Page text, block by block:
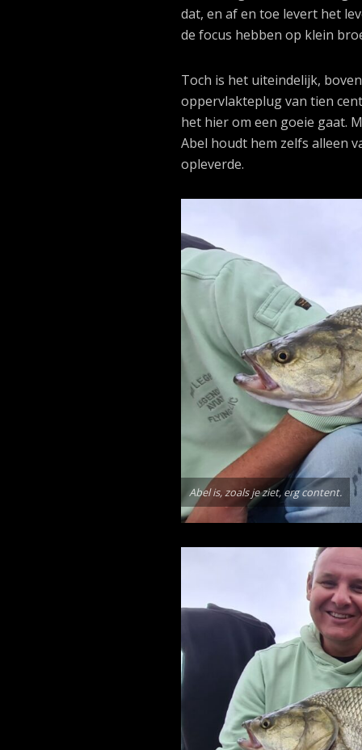
dat, en af en toe levert het
de focus hebben op klein
Toch is het uiteindelijk,
oppervlakteplug van tien
het hier om een goeie gaat.
Abel houdt hem zelfs alleen
opleverde.
Abel is, zoals je ziet, erg content.